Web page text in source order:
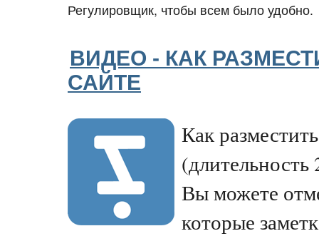
Регулировщик, чтобы всем было удобно.
ВИДЕО - КАК
САЙТЕ
Как
Вы можете
которые